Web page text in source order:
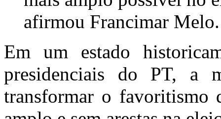
afirmou Francimar Melo.
Em um estado
presidenciais do PT, a
transformar o favoritismo